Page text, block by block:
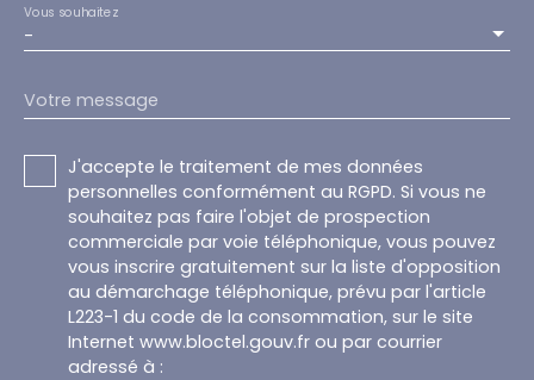
-
Vous souhaitez
Votre message
J'accepte le traitement de mes données
personnelles conformément au RGPD. Si vous ne
souhaitez pas faire l'objet de prospection
commerciale par voie téléphonique, vous pouvez
vous inscrire gratuitement sur la liste d'opposition
au démarchage téléphonique, prévu par l'article
L223-1 du code de la consommation, sur le site
Internet www.bloctel.gouv.fr ou par courrier
adressé à :